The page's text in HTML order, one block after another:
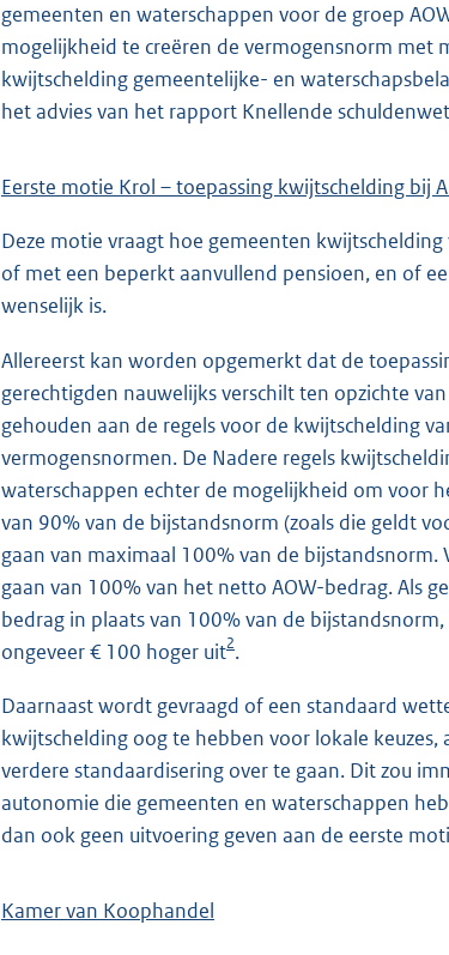
gemeenten en waterschappen voor de groep
mogelijkheid te creëren de vermogensnorm met
kwijtschelding gemeentelijke- en
het advies van het rapport Knellende
Eerste motie Krol – toepassing kwijtschelding bij
Deze motie vraagt hoe gemeenten
of met een beperkt aanvullend pensioen, en of
wenselijk is.
Allereerst kan worden opgemerkt dat de
gerechtigden nauwelijks verschilt ten opzichte
gehouden aan de regels voor de kwijtschelding
vermogensnormen. De Nadere regels
waterschappen echter de mogelijkheid om voor
van 90% van de bijstandsnorm (zoals die geldt
gaan van maximaal 100% van de
gaan van 100% van het netto AOW-bedrag. Als
bedrag in plaats van 100% van de
ongeveer € 100 hoger uit2.
Daarnaast wordt gevraagd of een standaard
kwijtschelding oog te hebben voor lokale
verdere standaardisering over te gaan. Dit zou
autonomie die gemeenten en waterschappen
dan ook geen uitvoering geven aan de eerste
Kamer van Koophandel